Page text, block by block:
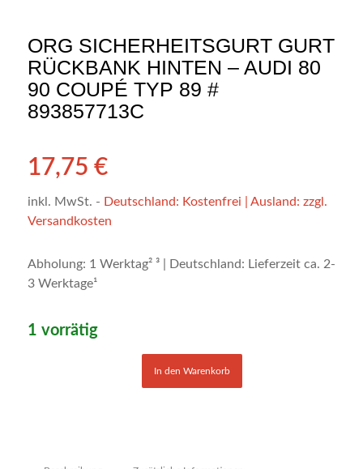
ORG SICHERHEITSGURT GURT
RÜCKBANK HINTEN – AUDI 80
90 COUPÉ TYP 89 #
893857713C
17,75 €
inkl. MwSt. - Deutschland: Kostenfrei | Ausland: zzgl.
Versandkosten
Abholung: 1 Werktag² ³ | Deutschland: Lieferzeit ca. 2-
3 Werktage¹
1 vorrätig
In den Warenkorb